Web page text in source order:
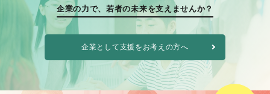
企業の力で、若者の未来を支えませんか？
企業として支援をお考えの方へ